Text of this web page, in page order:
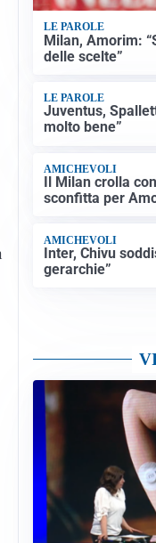
LE PAROLE
Milan, Amorim:
delle scelte”
LE PAROLE
Juventus,
molto bene”
AMICHEVOLI
Il Milan crolla
sconfitta per
AMICHEVOLI
Inter, Chivu
gerarchie”